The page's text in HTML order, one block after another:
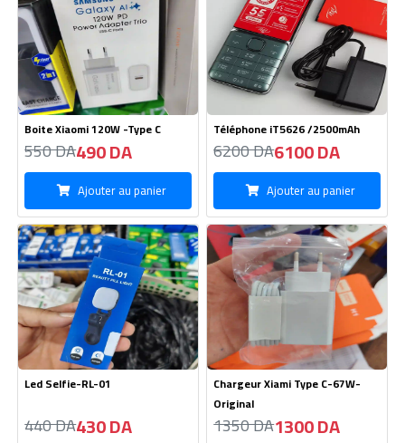
Boite Xiaomi 120W -Type C
550 DA490 DA
Ajouter au panier
Téléphone iT5626 /2500mAh
6200 DA 6100 DA
Ajouter au panier
Led Selfie-RL-01
440 DA430 DA
Ajouter au panier
Chargeur Xiami Type C-67W-
Original
1350 DA1300 DA
Ajouter au panier